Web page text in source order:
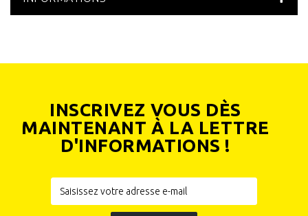
INSCRIVEZ VOUS DÈS
MAINTENANT À LA LETTRE
D'INFORMATIONS !